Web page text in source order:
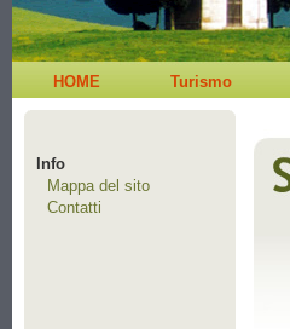
HOME Turismo
Info
Mappa del sito
Contatti